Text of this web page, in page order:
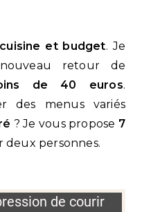
cuisine et budget. Je
retour de
de 40 euros.
des menus variés
? Je vous propose 7
deux personnes.